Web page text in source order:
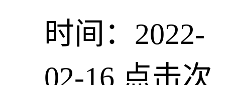
时间：2022-
02-16 点击次